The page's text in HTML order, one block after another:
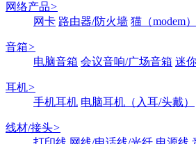
网络产品>
网卡 路由器/防火墙 猫（modem）
音箱>
电脑音箱 会议音响/广场音箱 迷
耳机>
手机耳机 电脑耳机（入耳/头戴）
线材/接头>